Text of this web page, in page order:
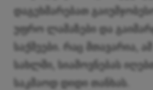
დაგეხმარებათ
უფრო ლამაზები და
საქმეები. რაც მთავარია,
სახლში, სიამოვნებას
საკმაოდ დიდი თანხას.